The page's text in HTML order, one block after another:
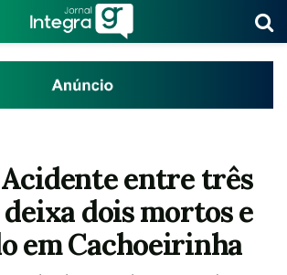
entre três
dois mortos e
em Cachoeirinha